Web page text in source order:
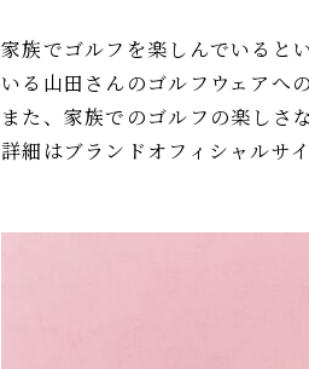
家族でゴルフを楽しんでいると
いる山田さんのゴルフウェアへ
また、家族でのゴルフの楽しさ
詳細はブランドオフィシャルサ